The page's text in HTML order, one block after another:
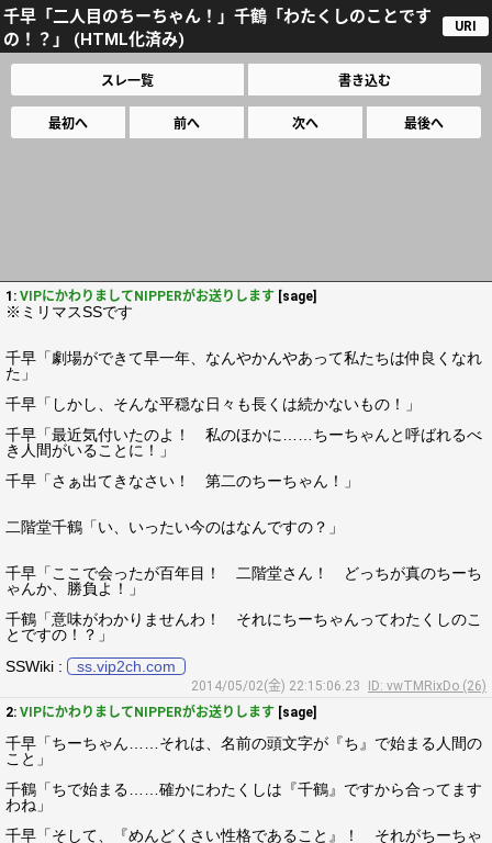
千早「二人目のちーちゃん！」千鶴「わたくしのことです
の！？」 (HTML化済み)
URI
スレ一覧 書き込む
最初へ 前へ 次へ 最後へ
1: VIPにかわりましてNIPPERがお送りします [sage]
※ミリマスSSです
千早「劇場ができて早一年、なんやかんやあって私たちは仲良くなれ
た」
千早「しかし、そんな平穏な日々も長くは続かないもの！」
千早「最近気付いたのよ！ 私のほかに……ちーちゃんと呼ばれるべ
き人間がいることに！」
千早「さぁ出てきなさい！ 第二のちーちゃん！」
二階堂千鶴「い、いったい今のはなんですの？」
千早「ここで会ったが百年目！ 二階堂さん！ どっちが真のちーち
ゃんか、勝負よ！」
千鶴「意味がわかりませんわ！ それにちーちゃんってわたくしのこ
とですの！？」
SSWiki :
ss.vip2ch.com
2014/05/02(金) 22:15:06.23
ID: vwTMRixDo (26)
2: VIPにかわりましてNIPPERがお送りします [sage]
千早「ちーちゃん……それは、名前の頭文字が『ち』で始まる人間の
こと」
千鶴「ちで始まる……確かにわたくしは『千鶴』ですから合ってます
わね」
千早「そして、『めんどくさい性格であること』！ それがちーちゃ